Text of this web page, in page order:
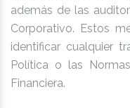
además de las
Corporativo. Estos
identificar cualquier
Política o las
Financiera.